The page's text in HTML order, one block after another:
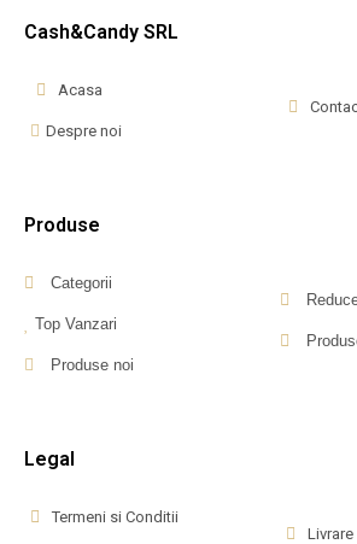
Cash&Candy SRL
Acasa
Despre noi
Produse
Categorii
Top Vanzari
Produse noi
Legal
Termeni si Conditii
Livrare